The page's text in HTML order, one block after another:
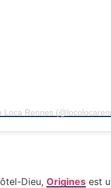
Rennes
Dieu, Origines est